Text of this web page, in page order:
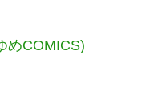
めCOMICS)